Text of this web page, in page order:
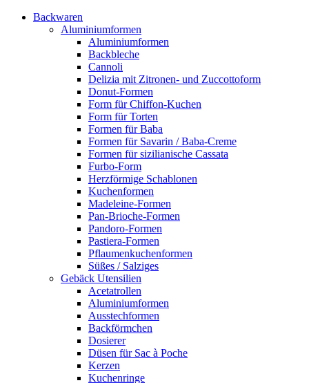
Backwaren
Aluminiumformen
Aluminiumformen
Backbleche
Cannoli
Delizia mit Zitronen- und Zuccottoform
Donut-Formen
Form für Chiffon-Kuchen
Form für Torten
Formen für Baba
Formen für Savarin / Baba-Creme
Formen für sizilianische Cassata
Furbo-Form
Herzförmige Schablonen
Kuchenformen
Madeleine-Formen
Pan-Brioche-Formen
Pandoro-Formen
Pastiera-Formen
Pflaumenkuchenformen
Süßes / Salziges
Gebäck Utensilien
Acetatrollen
Aluminiumformen
Ausstechformen
Backförmchen
Dosierer
Düsen für Sac à Poche
Kerzen
Kuchenringe